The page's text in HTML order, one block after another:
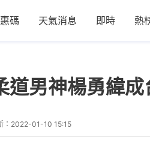
碼 天氣消息 即時 熱
道男神楊勇緯
： 2022-01-10 15:15